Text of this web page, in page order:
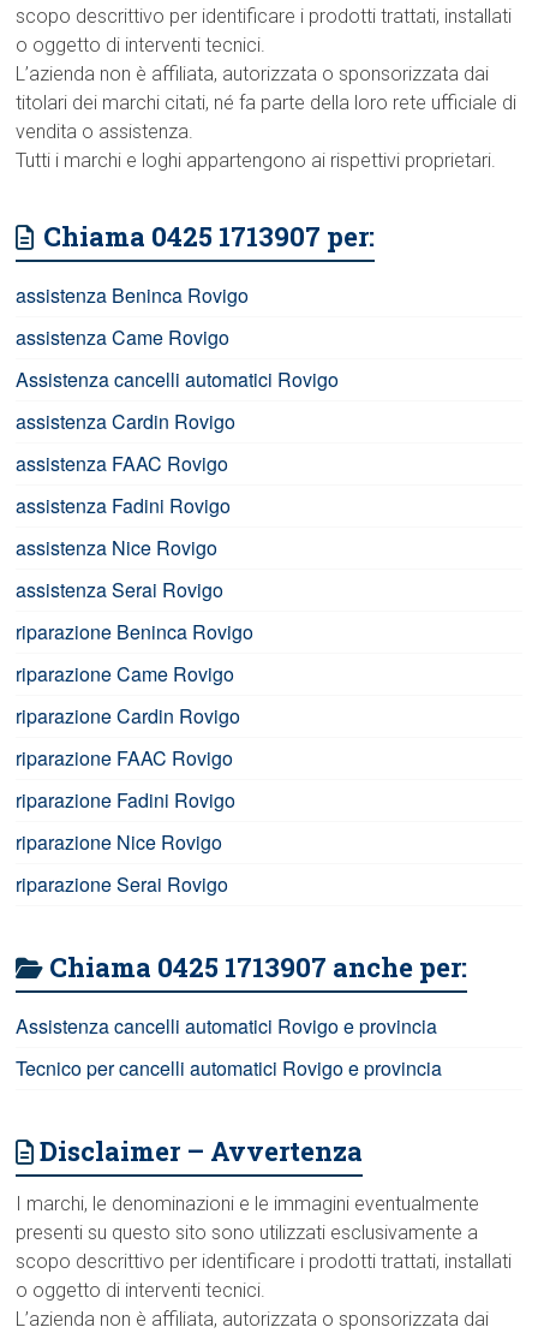
scopo descrittivo per identificare i prodotti trattati, installati
o oggetto di interventi tecnici.
L’azienda non è affiliata, autorizzata o sponsorizzata dai
titolari dei marchi citati, né fa parte della loro rete ufficiale di
vendita o assistenza.
Tutti i marchi e loghi appartengono ai rispettivi proprietari.
Chiama 0425 1713907 per:
assistenza Beninca Rovigo
assistenza Came Rovigo
Assistenza cancelli automatici Rovigo
assistenza Cardin Rovigo
assistenza FAAC Rovigo
assistenza Fadini Rovigo
assistenza Nice Rovigo
assistenza Serai Rovigo
riparazione Beninca Rovigo
riparazione Came Rovigo
riparazione Cardin Rovigo
riparazione FAAC Rovigo
riparazione Fadini Rovigo
riparazione Nice Rovigo
riparazione Serai Rovigo
Chiama 0425 1713907 anche per:
Assistenza cancelli automatici Rovigo e provincia
Tecnico per cancelli automatici Rovigo e provincia
Disclaimer – Avvertenza
I marchi, le denominazioni e le immagini eventualmente
presenti su questo sito sono utilizzati esclusivamente a
scopo descrittivo per identificare i prodotti trattati, installati
o oggetto di interventi tecnici.
L’azienda non è affiliata, autorizzata o sponsorizzata dai